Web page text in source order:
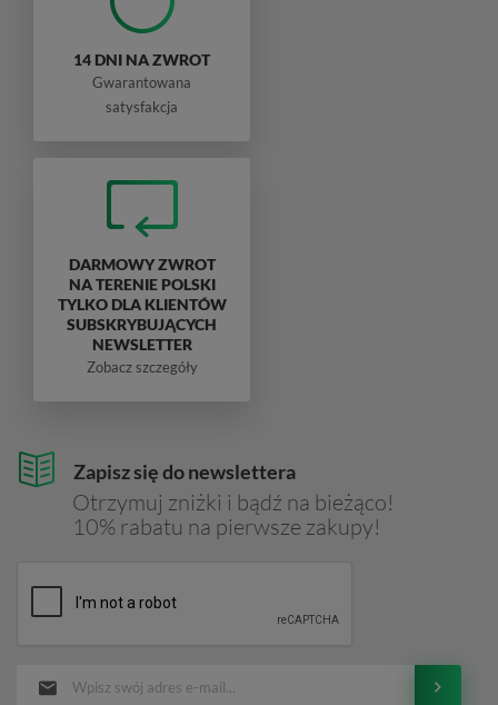
Zapisz się do newslettera
Otrzymuj zniżki i bądź na bieżąco!
10% rabatu na pierwsze zakupy!
14 DNI NA ZWROT
Gwarantowana
satysfakcja
DARMOWY ZWROT
NA TERENIE POLSKI
TYLKO DLA KLIENTÓW
SUBSKRYBUJĄCYCH
NEWSLETTER
Zobacz szczegóły